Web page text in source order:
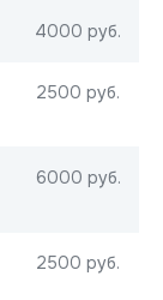
4000 руб.
2500 руб.
6000 руб.
2500 руб.